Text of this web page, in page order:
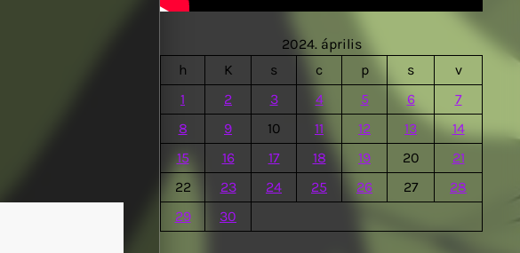
2024. április
h
K s c p s
v
1
2 3 4 5 6
7
8
9 10 11 12 13
14
15
16 17 18 19 20
21
22
23 24 25 26 27
28
29
30